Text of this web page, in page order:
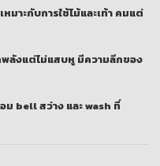
มาะกับการใช้ไม้และเท้า คมแต่
ลังแต่ไม่แสบหู มีความลึกของ
bell สว่าง และ wash ที่